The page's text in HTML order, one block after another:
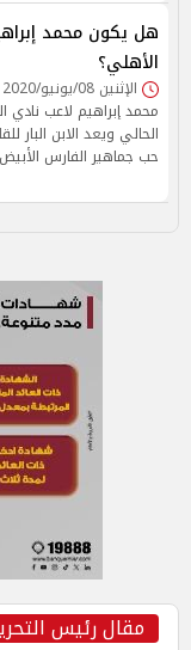
هل يكون محمد
الأهلي؟
الإثنين 08/يونيو/2020 - 04:27 ص
محمد إبراهيم لاعب نادي
الحالي ويعد الابن البار
حب جماهير الفارس
مقال رئيس